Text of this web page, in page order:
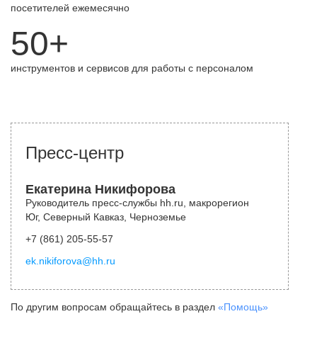
посетителей ежемесячно
50+
инструментов и сервисов для работы с персоналом
Пресс-центр
Екатерина Никифорова
Руководитель пресс-службы hh.ru, макрорегион
Юг, Северный Кавказ, Черноземье
+7 (861) 205-55-57
ek.nikiforova@hh.ru
По другим вопросам обращайтесь в раздел «Помощь»